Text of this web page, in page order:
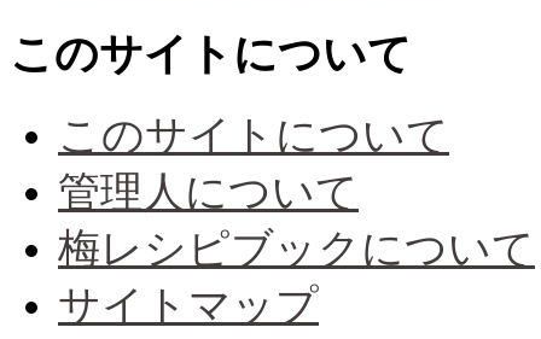
このサイトについて
このサイトについて
管理人について
梅レシピブックについて
サイトマップ